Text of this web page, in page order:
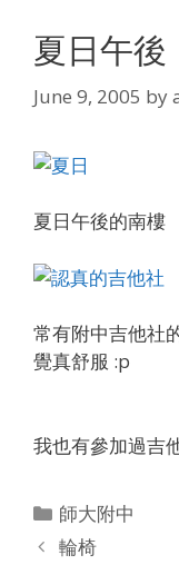
夏日午後
June 9, 2005 by
夏日午後的南樓
常有附中吉他社
覺真舒服 :p
我也有參加過吉
Categories
師大附中
輪椅